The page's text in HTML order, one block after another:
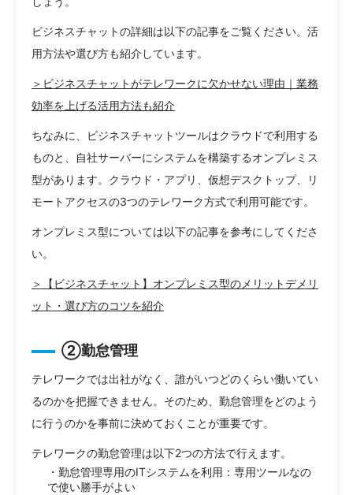
ビジネスチャットの詳細は以下の記事をご覧ください。活
用方法や選び方も紹介しています。
＞ビジネスチャットがテレワークに欠かせない理由｜業務
効率を上げる活用方法も紹介
ちなみに、ビジネスチャットツールはクラウドで利用する
ものと、自社サーバーにシステムを構築するオンプレミス
型があります。クラウド・アプリ、仮想デスクトップ、リ
モートアクセスの3つのテレワーク方式で利用可能です。
オンプレミス型については以下の記事を参考にしてくださ
い。
＞【ビジネスチャット】オンプレミス型のメリットデメリ
ット・選び方のコツを紹介
②勤怠管理
テレワークでは出社がなく、誰がいつどのくらい働いてい
るのかを把握できません。そのため、勤怠管理をどのよう
に行うのかを事前に決めておくことが重要です。
テレワークの勤怠管理は以下2つの方法で行えます。
・勤怠管理専用のITシステムを利用：専用ツールなの
で使い勝手がよい